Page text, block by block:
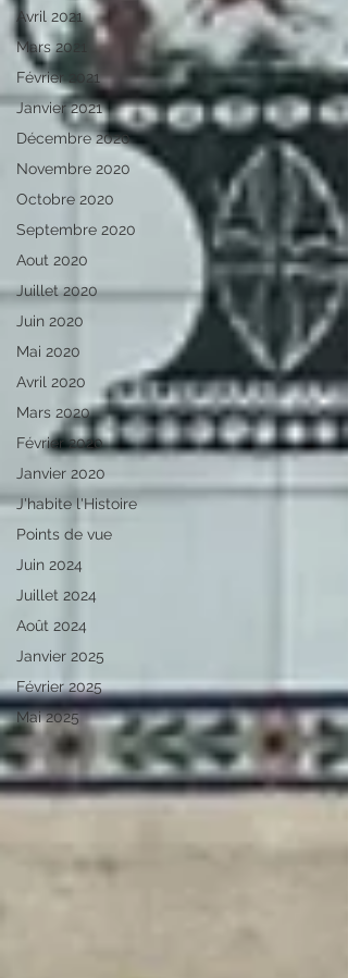
Avril 2021
Mars 2021
Février 2021
Janvier 2021
Décembre 2020
Novembre 2020
Octobre 2020
Septembre 2020
Aout 2020
Juillet 2020
Juin 2020
Mai 2020
Avril 2020
Mars 2020
Février 2020
Janvier 2020
J'habite l'Histoire
Points de vue
Juin 2024
Juillet 2024
Août 2024
Janvier 2025
Février 2025
Mai 2025